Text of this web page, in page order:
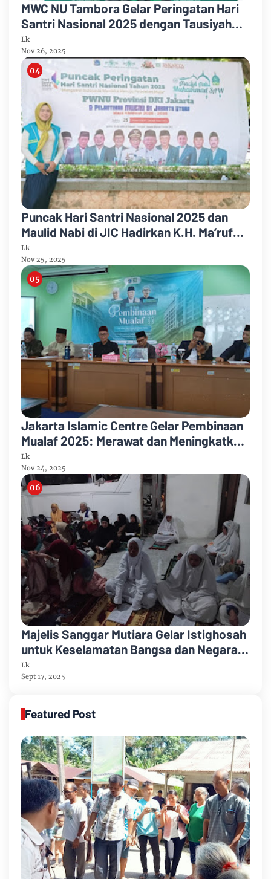
MWC NU Tambora Gelar Peringatan Hari
Santri Nasional 2025 dengan Tausiyah
Tokoh Nasional
Lk
Nov 26, 2025
Puncak Hari Santri Nasional 2025 dan
Maulid Nabi di JIC Hadirkan K.H. Ma’ruf
Amin
Lk
Nov 25, 2025
Jakarta Islamic Centre Gelar Pembinaan
Mualaf 2025: Merawat dan Meningkatkan
Keimanan
Lk
Nov 24, 2025
Majelis Sanggar Mutiara Gelar Istighosah
untuk Keselamatan Bangsa dan Negara
RI
Lk
Sept 17, 2025
Featured Post